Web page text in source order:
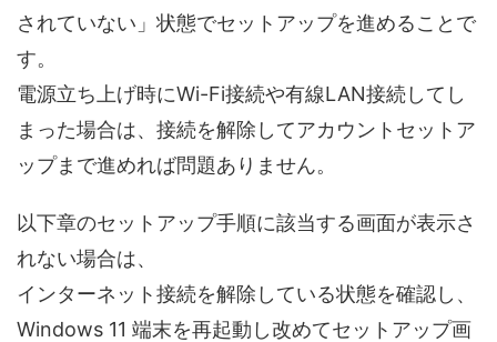
されていない」状態でセットアップを進めることで
す。
電源立ち上げ時にWi-Fi接続や有線LAN接続してし
まった場合は、接続を解除してアカウントセットア
ップまで進めれば問題ありません。
以下章のセットアップ手順に該当する画面が表示さ
れない場合は、
インターネット接続を解除している状態を確認し、
Windows 11 端末を再起動し改めてセットアップ画